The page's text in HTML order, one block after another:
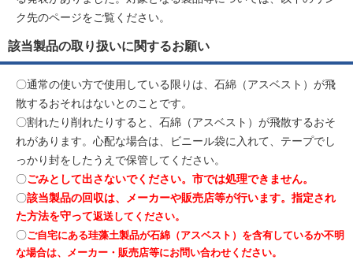
ク先のページをご覧ください。
該当製品の取り扱いに関するお願い
〇通常の使い方で使用している限りは、石綿（アスベスト）が飛
散するおそれはないとのことです。
〇割れたり削れたりすると、石綿（アスベスト）が飛散するおそ
れがあります。心配な場合は、ビニール袋に入れて、テープでし
っかり封をしたうえで保管してください。
〇ごみとして出さないでください。市では処理できません。
〇該当製品の回収は、メーカーや販売店等が行います。指定され
た方法を守って返送してください。
〇ご自宅にある珪藻土製品が石綿（アスベスト）を含有しているか不明
な場合は、メーカー・販売店等にお問い合わせください。